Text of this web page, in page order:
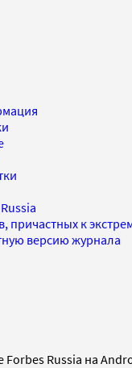
причастных к
версию журнала
Russia на